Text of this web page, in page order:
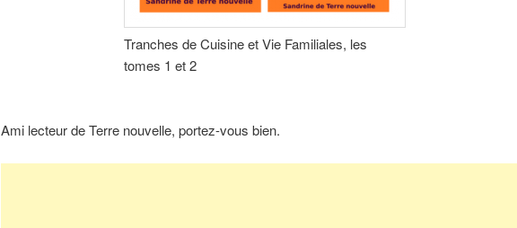
Tranches de Cuisine et Vie Familiales, les
tomes 1 et 2
Ami lecteur de Terre nouvelle, portez-vous bien.